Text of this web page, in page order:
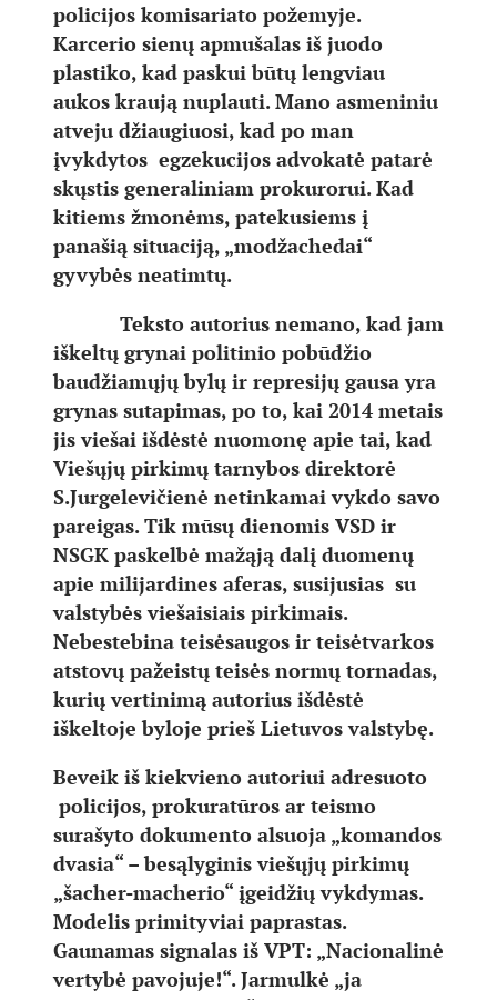
policijos komisariato požemyje.
Karcerio sienų apmušalas iš juodo
plastiko, kad paskui būtų lengviau
aukos kraują nuplauti. Mano asmeniniu
atveju džiaugiuosi, kad po man
įvykdytos egzekucijos advokatė patarė
skųstis generaliniam prokurorui. Kad
kitiems žmonėms, patekusiems į
panašią situaciją, „modžachedai“
gyvybės neatimtų.
Teksto autorius nemano, kad jam
iškeltų grynai politinio pobūdžio
baudžiamųjų bylų ir represijų gausa yra
grynas sutapimas, po to, kai 2014 metais
jis viešai išdėstė nuomonę apie tai, kad
Viešųjų pirkimų tarnybos direktorė
S.Jurgelevičienė netinkamai vykdo savo
pareigas. Tik mūsų dienomis VSD ir
NSGK paskelbė mažąją dalį duomenų
apie milijardines aferas, susijusias su
valstybės viešaisiais pirkimais.
Nebestebina teisėsaugos ir teisėtvarkos
atstovų pažeistų teisės normų tornadas,
kurių vertinimą autorius išdėstė
iškeltoje byloje prieš Lietuvos valstybę.
Beveik iš kiekvieno autoriui adresuoto
policijos, prokuratūros ar teismo
surašyto dokumento alsuoja „komandos
dvasia“ – besąlyginis viešųjų pirkimų
„šacher-macherio“ įgeidžių vykdymas.
Modelis primityviai paprastas.
Gaunamas signalas iš VPT: „Nacionalinė
vertybė pavojuje!“. Jarmulkė „ja